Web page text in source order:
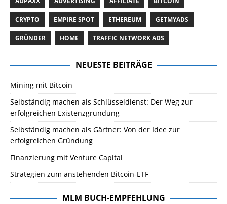
CRYPTO EMPIRE SPOT ETHEREUM GETMYADS
GRÜNDER HOME TRAFFIC NETWORK ADS
NEUESTE BEITRÄGE
Mining mit Bitcoin
Selbständig machen als Schlüsseldienst: Der Weg zur
erfolgreichen Existenzgründung
Selbständig machen als Gärtner: Von der Idee zur
erfolgreichen Gründung
Finanzierung mit Venture Capital
Strategien zum anstehenden Bitcoin-ETF
MLM BUCH-EMPFEHLUNG